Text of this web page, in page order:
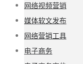
网络视频营销
媒体软文发布
网络营销工具
电子商务